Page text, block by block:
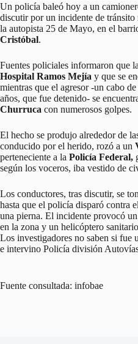
Un policía baleó hoy a un
discutir por un incidente de tránsito
la autopista 25 de Mayo, en el
Cristóbal.
Fuentes policiales informaron que
Hospital Ramos Mejía y que se
mientras que el agresor -un cabo de
años, que fue detenido- se
Churruca con numerosos golpes.
El hecho se produjo alrededor de
conducido por el herido, rozó a un
perteneciente a la Policía Federal,
según los voceros, iba vestido de
Los conductores, tras discutir, se
hasta que el policía disparó contra
una pierna. El incidente provocó
en la zona y un helicóptero
Los investigadores no saben si fue
e intervino Policía división
Fuente consultada: infobae